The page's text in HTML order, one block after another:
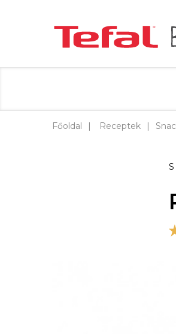
Főoldal Receptek